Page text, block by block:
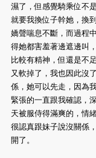
濕了，但感覺騎乘位不
就要我換位子幹她，換
嬌聲喘息不斷，而過程
得她都害羞著邊遮邊叫
比較有精神，但還是不
又軟掉了，我也因此沒
係，她可以先走，因為
緊張的一直跟我確認，
天被服侍得滿爽的，情
很認真跟妹子說沒關係
開了。